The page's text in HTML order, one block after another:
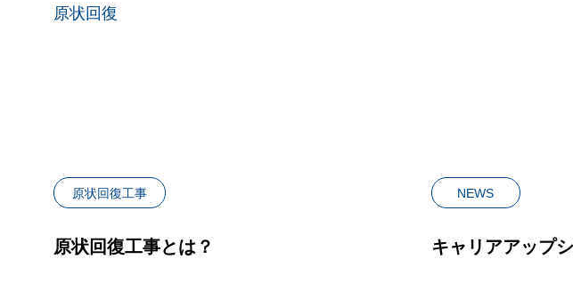
原状回復
原状回復工事
原状回復工事とは？
NEWS
キャリアアップ